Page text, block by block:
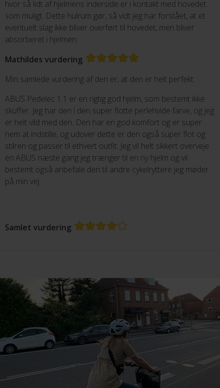
hvor så lidt af hjelmens inderside er i kontakt med hovedet
som muligt. Dette hulrum gør, så vidt jeg har forstået, at et
eventuelt slag ikke bliver overført til hovedet, men bliver
absorberet i hjelmen.
Mathildes vurdering:
Min samlede vurdering af den er, at den er helt perfekt.
ABUS Pedelec 1.1 er en rigtig god hjelm, som bestemt ikke
skuffer. Jeg har den i den super flotte perlehvide farve, og jeg
er helt vild med den. Den har en god komfort og er super
nem at indstille, og udover dette er den også super flot og
stilren og passer til ethvert outfit. Jeg vil helt sikkert overveje
en ABUS næste gang jeg trænger til en ny hjelm og vil
bestemt også anbefale den til andre cykelryttere jeg møder
på min vej.
Samlet vurdering: